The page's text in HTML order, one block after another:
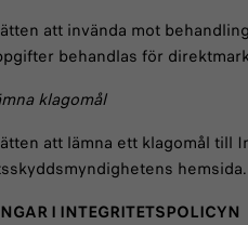
att invända mot
behandlas för
klagomål
att lämna ett klagomål till
hemsida.
I INTEGRITETSPOLICYN